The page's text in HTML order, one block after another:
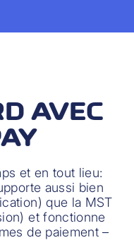
AVEC
et en tout lieu:
aussi bien
que la MST
et fonctionne
de paiement –